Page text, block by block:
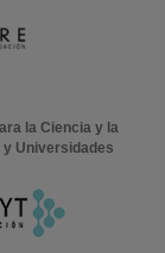
la Ciencia y la
Universidades